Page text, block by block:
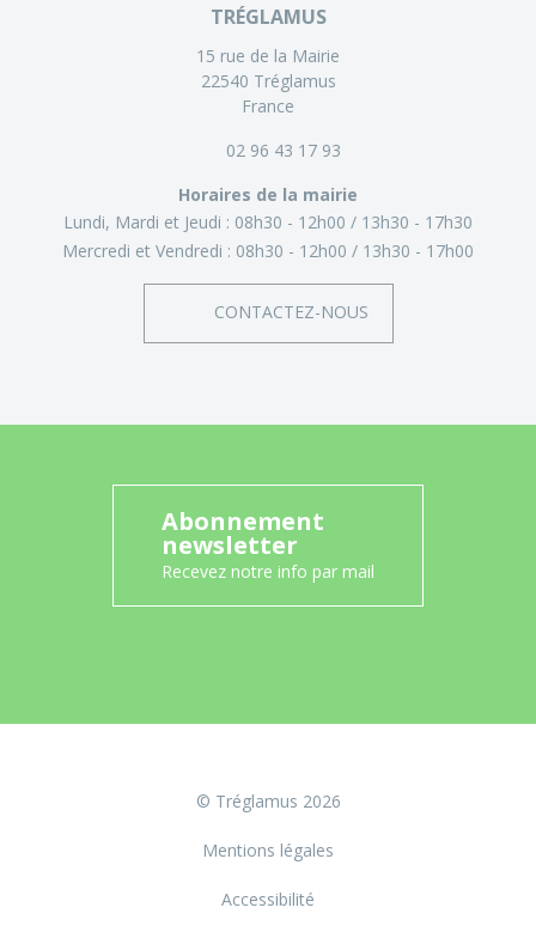
TRÉGLAMUS
15 rue de la Mairie
22540 Tréglamus
France
02 96 43 17 93
Horaires de la mairie
Lundi, Mardi et Jeudi : 08h30 - 12h00
13h30 - 17h30
Mercredi et Vendredi : 08h30 - 12h00 13h30 - 17h00
CONTACTEZ-NOUS
Abonnement
newsletter
Recevez notre info par mail
© Tréglamus 2026
Mentions légales
Accessibilité